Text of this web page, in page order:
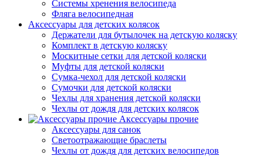
Системы хренения велосипеда
Фляга велосипедная
Аксессуары для детских колясок
Держатели для бутылочек на детскую коляску
Комплект в детскую коляску
Москитные сетки для детской коляски
Муфты для детской коляски
Сумка-чехол для детской коляски
Сумочки для детской коляски
Чехлы для хранения детской коляски
Чехлы от дождя для детских колясок
Аксессуары прочие
Аксессуары для санок
Светоотражающие браслеты
Чехлы от дождя для детских велосипедов